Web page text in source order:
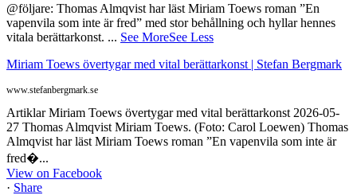
@följare: Thomas Almqvist har läst Miriam Toews roman ”En
vapenvila som inte är fred” med stor behållning och hyllar hennes
vitala berättarkonst. ... See MoreSee Less
Miriam Toews övertygar med vital berättarkonst | Stefan Bergmark
www.stefanbergmark.se
Artiklar Miriam Toews övertygar med vital berättarkonst 2026-05-
27 Thomas Almqvist Miriam Toews. (Foto: Carol Loewen) Thomas
Almqvist har läst Miriam Toews roman ”En vapenvila som inte är
fred�...
View on Facebook
· Share